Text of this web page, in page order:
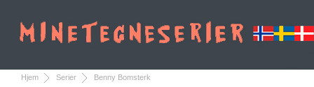
Hjem Serier Benny Bomsterk